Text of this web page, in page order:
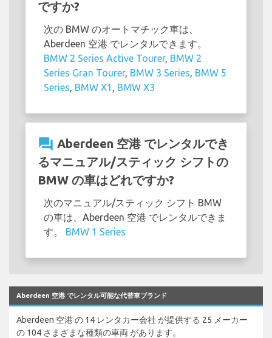
ですか?
次の BMW のオートマチック車は、
Aberdeen 空港 でレンタルできます。
BMW 2 Series Active Tourer, BMW 2
Series Gran Tourer, BMW 3 Series BMW 5
Series BMW X1 BMW X3
question_answer Aberdeen 空港 でレンタルでき
るマニュアル/スティック シフトの
BMW の車はどれですか?
次のマニュアル/スティック シフト BMW
の車は、Aberdeen 空港 でレンタルできま
す。 BMW 1 Series
Aberdeen 空港 でレンタル可能な代替車ブランド
Aberdeen 空港 の 14 レンタカー会社 が提供する 25 メーカー
の 104 さまざまな種類の車両 があります。